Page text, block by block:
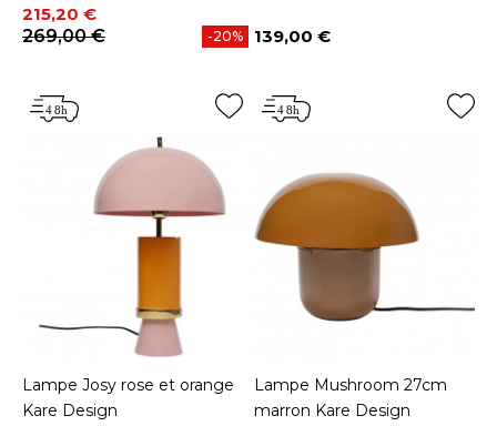
Prix
215,20 €
Prix de base
269,00 €
-20% Prix
139,00 €
Lampe Josy rose et orange
Kare Design
Lampe Mushroom 27cm
marron Kare Design